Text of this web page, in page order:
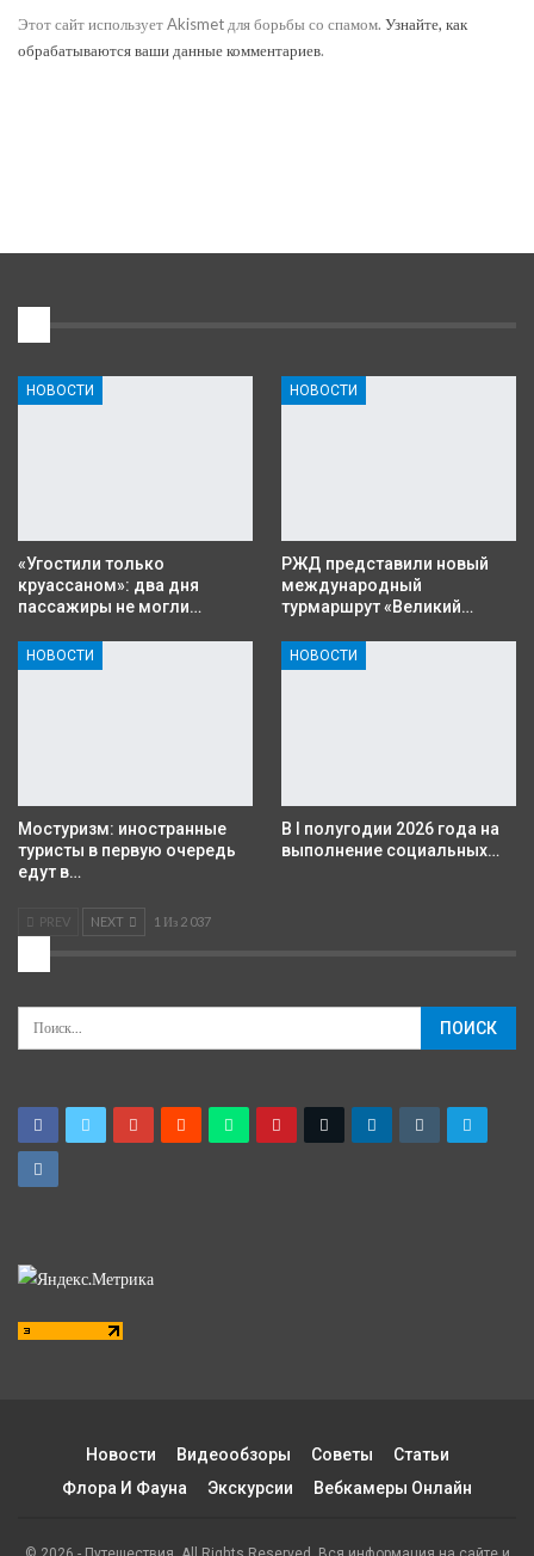
Этот сайт использует Akismet для борьбы со спамом. Узнайте, как
обрабатываются ваши данные комментариев.
НОВОСТИ
«Угостили только
круассаном»: два дня
пассажиры не могли…
НОВОСТИ
РЖД представили новый
международный
турмаршрут «Великий…
НОВОСТИ
Мостуризм: иностранные
туристы в первую очередь
едут в…
НОВОСТИ
В I полугодии 2026 года на
выполнение социальных…
PREV NEXT 1 Из 2 037
Новости Видеообзоры Советы
Статьи
Флора И Фауна
Экскурсии Вебкамеры Онлайн